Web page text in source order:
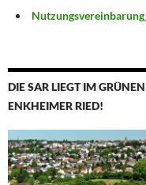
DIE SAR LIEGT IM
ENKHEIMER RIED!